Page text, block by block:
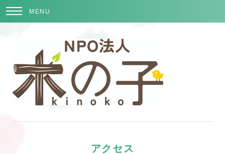
MENU
アクセス